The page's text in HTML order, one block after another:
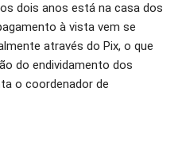
dois anos está na casa dos
à vista vem se
através do Pix, o que
do endividamento dos
o coordenador de